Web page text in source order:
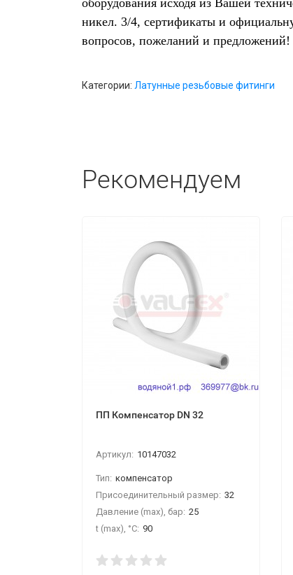
оборудования исходя из Вашей
никел. 3/4, сертификаты и
вопросов, пожеланий и предложений!
Категории: Латунные резьбовые фитинги
Рекомендуем
ПП Компенсатор DN 32
Артикул: 10147032
Тип: компенсатор
Присоединительный размер: 32
Давление (max), бар: 25
t (max), °С: 90